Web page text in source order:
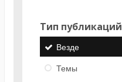
Тип публикаций
Везде
Темы